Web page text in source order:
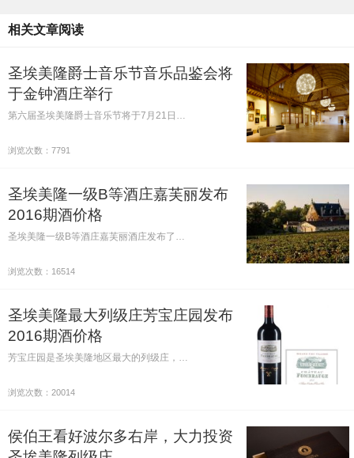
相关文章阅读
圣埃美隆爵士音乐节音乐品鉴会将
于金钟酒庄举行
第六届圣埃美隆爵士音乐节将于7月21日…
浏览次数：7791
圣埃美隆一级B等酒庄嘉芙丽发布
2016期酒价格
圣埃美隆一级B等酒庄嘉芙丽酒庄发布了…
浏览次数：16514
圣埃美隆最大列级庄芳宝庄园发布
2016期酒价格
芳宝庄园是圣埃美隆地区最大的列级庄，…
浏览次数：20014
侯伯王看好波尔多右岸，大力投资